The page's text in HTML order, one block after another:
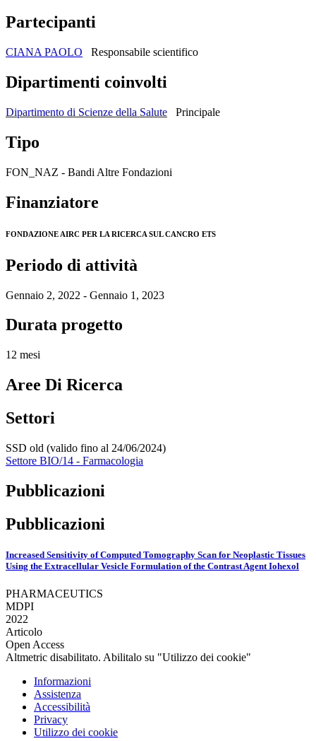
Partecipanti
CIANA PAOLO Responsabile scientifico
Dipartimenti coinvolti
Dipartimento di Scienze della Salute Principale
Tipo
FON_NAZ - Bandi Altre Fondazioni
Finanziatore
FONDAZIONE AIRC PER LA RICERCA SUL CANCRO ETS
Periodo di attività
Gennaio 2, 2022 - Gennaio 1, 2023
Durata progetto
12 mesi
Aree Di Ricerca
Settori
SSD old (valido fino al 24/06/2024)
Settore BIO/14 - Farmacologia
Pubblicazioni
Pubblicazioni
Increased Sensitivity of Computed Tomography Scan for Neoplastic Tissues
Using the Extracellular Vesicle Formulation of the Contrast Agent Iohexol
PHARMACEUTICS
MDPI
2022
Articolo
Open Access
Altmetric disabilitato. Abilitalo su "Utilizzo dei cookie"
Informazioni
Assistenza
Accessibilità
Privacy
Utilizzo dei cookie